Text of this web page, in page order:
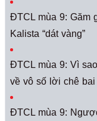
ĐTCL mùa 9: Găm
Kalista “dát vàng”
ĐTCL mùa 9: Vì
về vô số lời chê
ĐTCL mùa 9: